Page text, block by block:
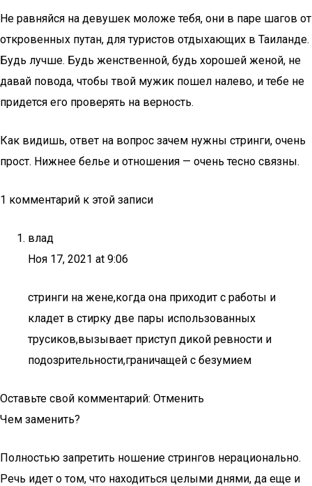
Не равняйся на девушек моложе тебя, они в паре шагов от
откровенных путан, для туристов отдыхающих в Таиланде.
Будь лучше. Будь женственной, будь хорошей женой, не
давай повода, чтобы твой мужик пошел налево, и тебе не
придется его проверять на верность.
Как видишь, ответ на вопрос зачем нужны стринги, очень
прост. Нижнее белье и отношения — очень тесно связны.
1 комментарий к этой записи
влад
Ноя 17, 2021 at 9:06
стринги на жене,когда она приходит с работы и
кладет в стирку две пары использованных
трусиков,вызывает приступ дикой ревности и
подозрительности,граничащей с безумием
Оставьте свой комментарий: Отменить
Чем заменить?
Полностью запретить ношение стрингов нерационально.
Речь идет о том, что находиться целыми днями, да еще и